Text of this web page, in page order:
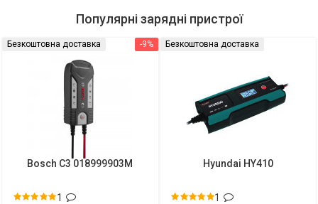
Популярні зарядні пристрої
-9%
Безкоштовна доставка
Bosch C3 018999903M
1
Безкоштовна доставка
Hyundai HY410
1